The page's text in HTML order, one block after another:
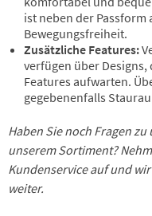
ist neben der Passform
Bewegungsfreiheit.
Zusätzliche Features:
verfügen über
Features aufwarten.
gegebenenfalls
Haben Sie noch Fragen
unserem Sortiment?
Kundenservice auf und
weiter.